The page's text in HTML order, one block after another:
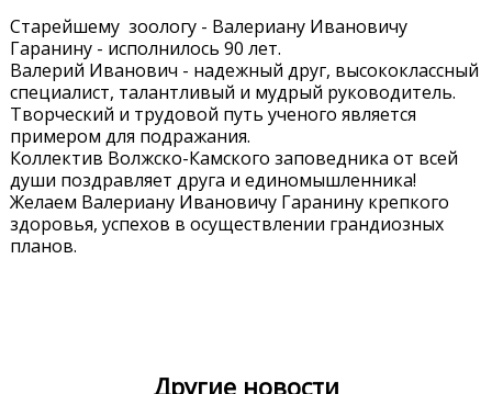
Старейшему зоологу - Валериану Ивановичу
Гаранину - исполнилось 90 лет.
Валерий Иванович - надежный друг, высококлассный
специалист, талантливый и мудрый руководитель.
Творческий и трудовой путь ученого является
примером для подражания.
Коллектив Волжско-Камского заповедника от всей
души поздравляет друга и единомышленника!
Желаем Валериану Ивановичу Гаранину крепкого
здоровья, успехов в осуществлении грандиозных
планов.
Другие новости